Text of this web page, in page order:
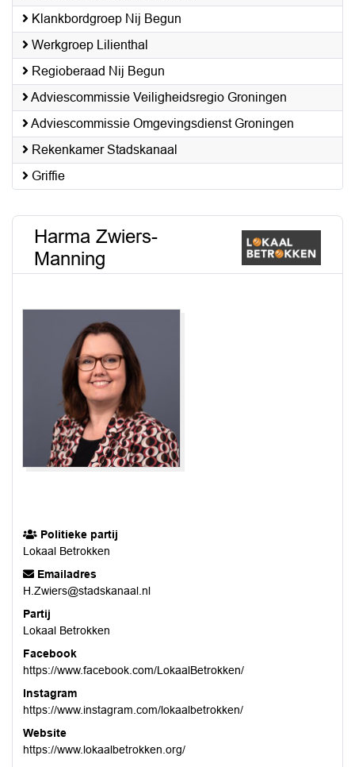
Klankbordgroep Nij Begun
Werkgroep Lilienthal
Regioberaad Nij Begun
Adviescommissie Veiligheidsregio Groningen
Adviescommissie Omgevingsdienst Groningen
Rekenkamer Stadskanaal
Griffie
Harma Zwiers-
Manning
Politieke partij
Lokaal Betrokken
Emailadres
H.Zwiers@stadskanaal.nl
Partij
Lokaal Betrokken
Facebook
https://www.facebook.com/LokaalBetrokken/
Instagram
https://www.instagram.com/lokaalbetrokken/
Website
https://www.lokaalbetrokken.org/